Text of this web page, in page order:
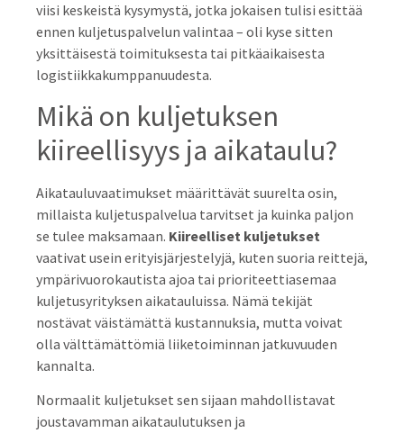
viisi keskeistä kysymystä, jotka jokaisen tulisi esittää
ennen kuljetuspalvelun valintaa – oli kyse sitten
yksittäisestä toimituksesta tai pitkäaikaisesta
logistiikkakumppanuudesta.
Mikä on kuljetuksen
kiireellisyys ja aikataulu?
Aikatauluvaatimukset määrittävät suurelta osin,
millaista kuljetuspalvelua tarvitset ja kuinka paljon
se tulee maksamaan. Kiireelliset kuljetukset
vaativat usein erityisjärjestelyjä, kuten suoria reittejä,
ympärivuorokautista ajoa tai prioriteettiasemaa
kuljetusyrityksen aikatauluissa. Nämä tekijät
nostävat väistämättä kustannuksia, mutta voivat
olla välttämättömiä liiketoiminnan jatkuvuuden
kannalta.
Normaalit kuljetukset sen sijaan mahdollistavat
joustavamman aikataulutuksen ja